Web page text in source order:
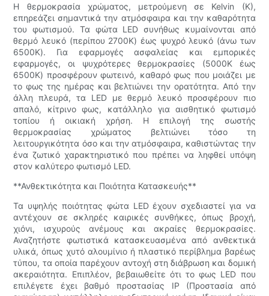
Η θερμοκρασία χρώματος, μετρούμενη σε Kelvin (K),
επηρεάζει σημαντικά την ατμόσφαιρα και την καθαρότητα
του φωτισμού. Τα φώτα LED συνήθως κυμαίνονται από
θερμό λευκό (περίπου 2700K) έως ψυχρό λευκό (άνω των
6500K). Για εφαρμογές ασφαλείας και εμπορικές
εφαρμογές, οι ψυχρότερες θερμοκρασίες (5000K έως
6500K) προσφέρουν φωτεινό, καθαρό φως που μοιάζει με
το φως της ημέρας και βελτιώνει την ορατότητα. Από την
άλλη πλευρά, τα LED με θερμό λευκό προσφέρουν πιο
απαλό, κίτρινο φως, κατάλληλο για αισθητικό φωτισμό
τοπίου ή οικιακή χρήση. Η επιλογή της σωστής
θερμοκρασίας χρώματος βελτιώνει τόσο τη
λειτουργικότητα όσο και την ατμόσφαιρα, καθιστώντας την
ένα ζωτικό χαρακτηριστικό που πρέπει να ληφθεί υπόψη
στον καλύτερο φωτισμό LED.
**Ανθεκτικότητα και Ποιότητα Κατασκευής**
Τα υψηλής ποιότητας φώτα LED έχουν σχεδιαστεί για να
αντέχουν σε σκληρές καιρικές συνθήκες, όπως βροχή,
χιόνι, ισχυρούς ανέμους και ακραίες θερμοκρασίες.
Αναζητήστε φωτιστικά κατασκευασμένα από ανθεκτικά
υλικά, όπως χυτό αλουμίνιο ή πλαστικό περίβλημα βαρέως
τύπου, τα οποία παρέχουν αντοχή στη διάβρωση και δομική
ακεραιότητα. Επιπλέον, βεβαιωθείτε ότι το φως LED που
επιλέγετε έχει βαθμό προστασίας IP (Προστασία από